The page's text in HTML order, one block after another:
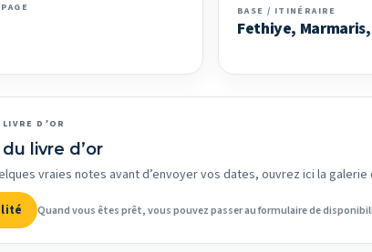
BASE / ITINÉRAIRE
Fethiye,
D’OR
livre d’or
vraies notes avant d’envoyer vos dates, ouvrez ici la galerie
Quand vous êtes prêt, vous pouvez passer au formulaire de